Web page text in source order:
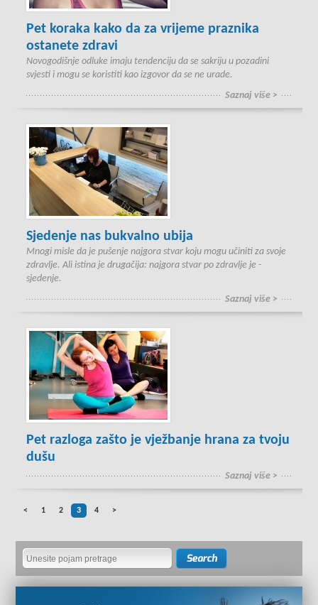
Pet koraka kako da za vrijeme praznika
ostanete zdravi
Novogodišnje odluke imaju tendenciju da se sakriju u pozadini
svjesti i mogu se koristiti kao izgovor da se ne urade.
Saznaj više >
Sjedenje nas bukvalno ubija
Mnogi misle da je pušenje najgora stvar koju mogu učiniti za svoje
zdravlje. Ali istina je drugačija: najgora stvar po zdravlje je -
sjedenje.
Saznaj više >
Pet razloga zašto je vježbanje hrana za tvoju
dušu
Saznaj više >
< 1 2 3 4 >